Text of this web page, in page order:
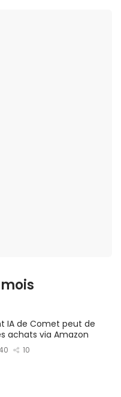
IA de Comet peut de
achats via Amazon
10